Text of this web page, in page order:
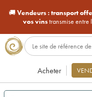
🚚Vendeurs : transport
vos vinstransmise
Acheter